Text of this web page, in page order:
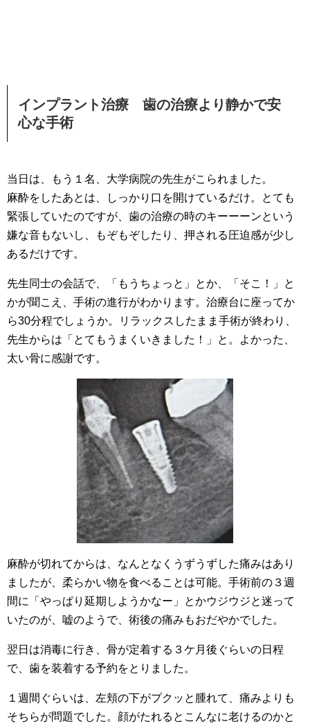
インプラント治療 歯の治療より静かで安
心な手術
当日は、もう１名、大学病院の先生がこられました。
麻酔をしたあとは、しっかり口を開けているだけ。とても
緊張していたのですが、歯の治療の時のキーーーンという
嫌な音もないし、もぞもぞしたり、押される圧迫感が少し
あるだけです。
先生同士の会話で、「もうちょっと」とか、「そこ！」と
かが聞こえ、手術の進行がわかります。治療台に座ってか
ら30分程でしょうか。リラックスしたまま手術が終わり、
先生からは「とてもうまくいきました！」と。よかった、
太い骨に感謝です。
麻酔が切れてからは、なんとなくうずうずした痛みはあり
ましたが、柔らかい物を食べることは可能。手術前の３週
間に「やっぱり延期しようかなー」とかウジウジと迷って
いたのが、嘘のようで、術後の痛みもおだやかでした。
翌日は消毒に行き、骨が定着する３ケ月後ぐらいの日程
で、歯を装着する予約をとりました。
１週間ぐらいは、左頬の下がプクッと腫れて、痛みよりも
そちらが問題でした。顔がたれるとこんなに老けるのかと